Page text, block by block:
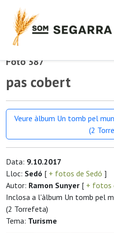
Foto 387
pas cobert
Veure àlbum Un tomb pel
(2
Data: 9.10.2017
Lloc: Sedó [ + fotos de Sedó ]
Autor: Ramon Sunyer [ + fotos
Inclosa a l'àlbum Un tomb pel
(2 Torrefeta)
Tema: Turisme